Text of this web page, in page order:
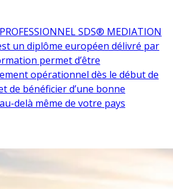
SDS® MEDIATION
un diplôme européen délivré par
permet d’être
opérationnel dès le début de
de bénéficier d’une bonne
delà même de votre pays